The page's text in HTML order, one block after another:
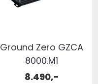
Ground Zero GZCA
8000.M1
8.490,-